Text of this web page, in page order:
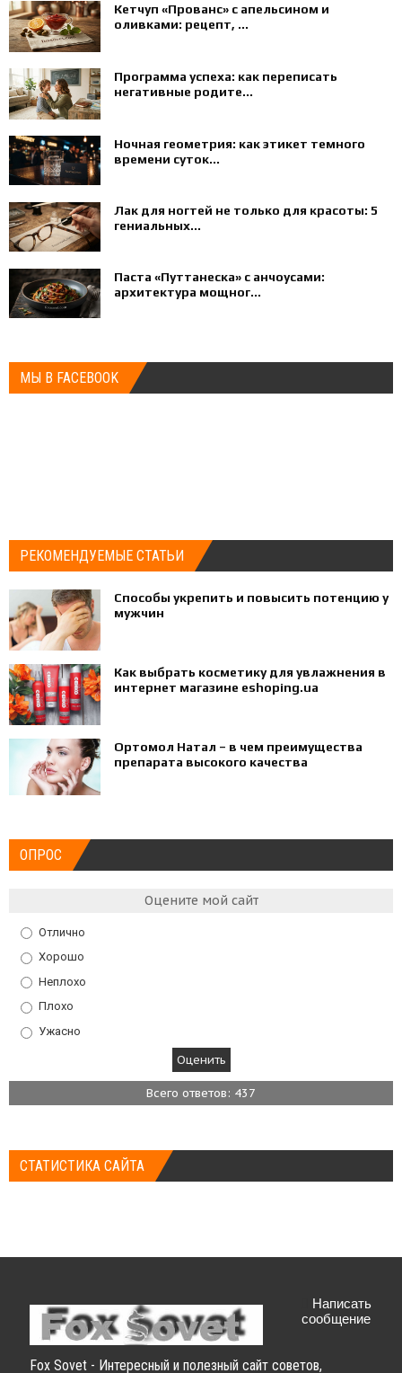
Кетчуп «Прованс» с апельсином и
оливками: рецепт, ...
Программа успеха: как переписать
негативные родите...
Ночная геометрия: как этикет темного
времени суток...
Лак для ногтей не только для красоты: 5
гениальных...
Паста «Путтанеска» с анчоусами:
архитектура мощног...
МЫ В FACEBOOK
РЕКОМЕНДУЕМЫЕ СТАТЬИ
Способы укрепить и повысить потенцию у
мужчин
Как выбрать косметику для увлажнения в
интернет магазине eshoping.ua
Ортомол Натал – в чем преимущества
препарата высокого качества
ОПРОС
Оцените мой сайт
Отлично
Хорошо
Неплохо
Плохо
Ужасно
Всего ответов: 437
СТАТИСТИКА САЙТА
Fox Sovet - Интересный и полезный сайт советов,
Написать
сообщение